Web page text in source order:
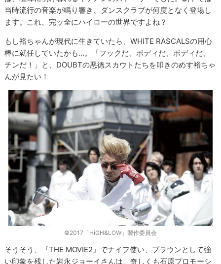
当時流行の音楽が鳴り響き、ダンスクラブが何度となく登場し
ます。これ、完ッ全にハイローの世界ですよね？
もし裕ちゃんが現代に生きていたら、WHITE RASCALSの用心
棒に就任していたかも…。「フックだ、ボディだ、ボディだ、
チンだ！」と、DOUBTの悪徳スカウトたちを叩きのめす裕ちゃ
んが見たい！
©2017「HiGH&LOW」製作委員会
そうそう、『THE MOVIE2』でナイフ使い、ブラウンとして強
い印象を残した岩永ジョーイさんは、奇しくも石原プロモーシ